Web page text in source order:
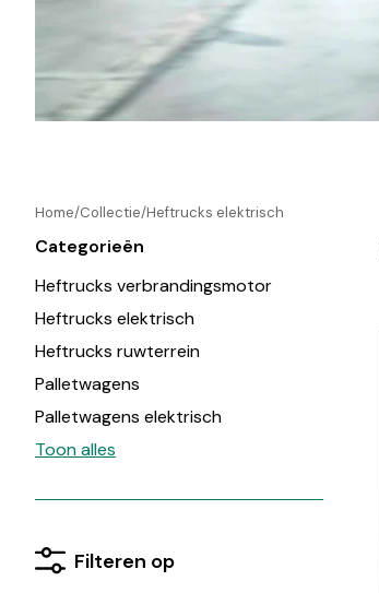
Home Collectie Heftrucks elektrisch
Categorieën
Heftrucks verbrandingsmotor
Heftrucks elektrisch
Heftrucks ruwterrein
Palletwagens
Palletwagens elektrisch
Reachtrucks
Trekkers
Hoogwerkers
Toon alles
Filteren op